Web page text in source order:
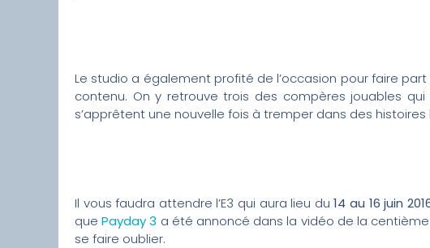
Le studio a également profité de l’occasion pour faire part
contenu. On y retrouve trois des compères jouables
s’apprêtent une nouvelle fois à tremper dans des histoires
Il vous faudra attendre l’E3 qui aura lieu du14 au 16 juin
quePayday 3 a été annoncé dans la vidéo de la
se faire oublier.